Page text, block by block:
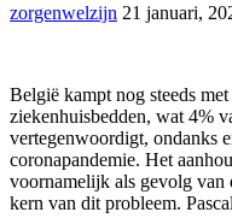
zorgenwelzijn 21 januari,
België kampt nog steeds
ziekenhuisbedden, wat 4%
vertegenwoordigt, ondanks
coronapandemie. Het
voornamelijk als gevolg van
kern van dit probleem.